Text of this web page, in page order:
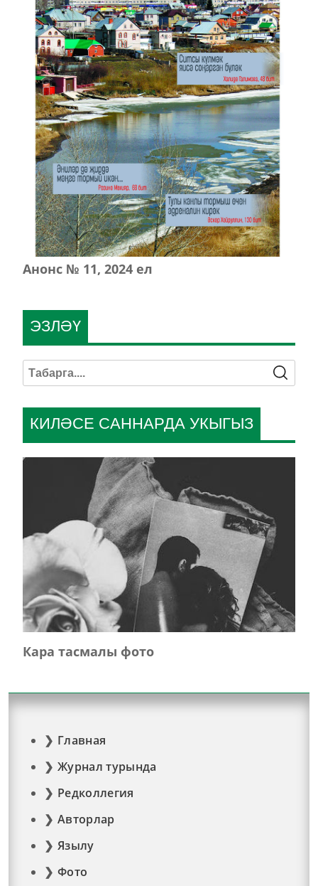
Анонс № 11, 2024 ел
КИЛӘСЕ САННАРДА УКЫГЫЗ
Кара тасмалы фото
ЭЗЛӘҮ
Главная
Журнал турында
Редколлегия
Авторлар
Язылу
Фото